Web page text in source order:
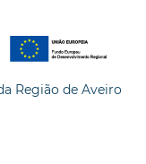
Região de Aveiro